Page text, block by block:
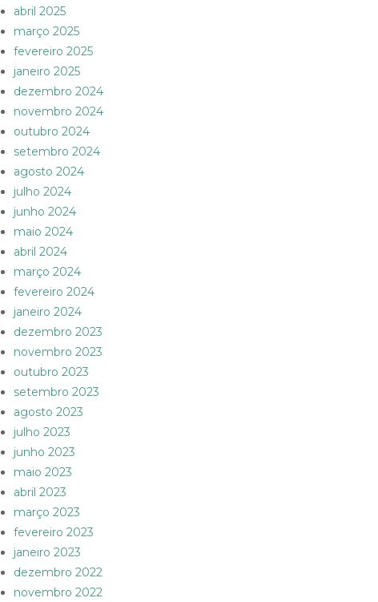
abril 2025
março 2025
fevereiro 2025
janeiro 2025
dezembro 2024
novembro 2024
outubro 2024
setembro 2024
agosto 2024
julho 2024
junho 2024
maio 2024
abril 2024
março 2024
fevereiro 2024
janeiro 2024
dezembro 2023
novembro 2023
outubro 2023
setembro 2023
agosto 2023
julho 2023
junho 2023
maio 2023
abril 2023
março 2023
fevereiro 2023
janeiro 2023
dezembro 2022
novembro 2022